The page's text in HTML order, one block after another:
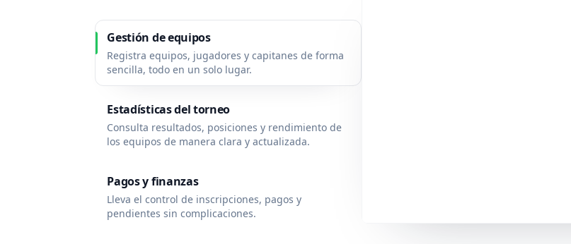
Gestión de equipos
Registra equipos, jugadores y capitanes de forma
sencilla, todo en un solo lugar.
Estadísticas del torneo
Consulta resultados, posiciones y rendimiento de
los equipos de manera clara y actualizada.
Pagos y finanzas
Lleva el control de inscripciones, pagos y
pendientes sin complicaciones.